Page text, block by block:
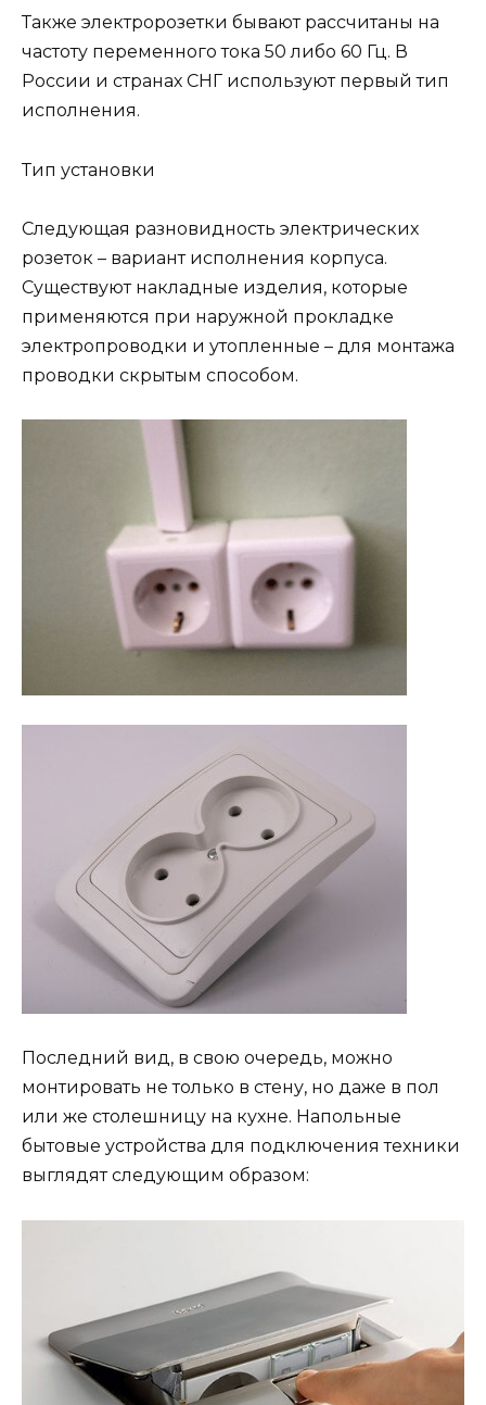
Также электророзетки бывают рассчитаны на
частоту переменного тока 50 либо 60 Гц. В
России и странах СНГ используют первый тип
исполнения.
Тип установки
Следующая разновидность электрических
розеток – вариант исполнения корпуса.
Существуют накладные изделия, которые
применяются при наружной прокладке
электропроводки и утопленные – для монтажа
проводки скрытым способом.
Последний вид, в свою очередь, можно
монтировать не только в стену, но даже в пол
или же столешницу на кухне. Напольные
бытовые устройства для подключения техники
выглядят следующим образом: